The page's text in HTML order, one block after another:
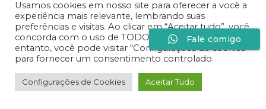
Usamos cookies em nosso site para oferecer a você a
experiência mais relevante, lembrando suas
preferências e visitas. Ao clicar em “Aceitar tudo”, você
concorda com o uso de TODOS os cookies. No
entanto, você pode visitar "Configurações de cookies"
para fornecer um consentimento controlado.
Configurações de Cookies Aceitar Tudo
Fale comigo